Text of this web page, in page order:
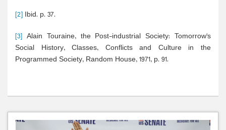
[2] Ibid. p. 37.
[3] Alain Touraine, the Post-industrial Society: Tomorrow's
Social History, Classes, Conflicts and Culture in the
Programmed Society, Random House, 1971, p. 91.